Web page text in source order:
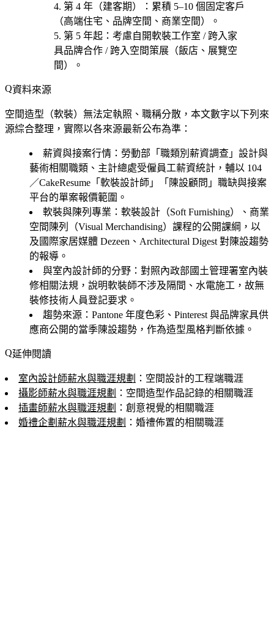
第 4 年（建客期）
：累積 5–10 個固定客戶
（高端住宅、品牌空間、商業空間）。
第 5 年起 ：考慮自開軟裝工作室 / 跨入家
具品牌合作 / 跨入空間策展（飯店、展覽空
間）
。
資料來源
空間造型（軟裝）無法定執照、職稱分散，本文數字以下列來
源綜合整理，實際以各來源最新公布為準：
薪資與接案行情 ：勞動部「職類別薪資調查」設計與
藝術相關職類、主計總處受僱員工薪資統計，輔以 104
／CakeResume「軟裝設計師」「陳設顧問」職缺與接案
平台的單案報價範圍。
軟裝與陳列專業 ：軟裝設計（Soft Furnishing）、商業
空間陳列（Visual Merchandising）課程的公開課綱，以
及國際家居媒體 Dezeen、Architectural Digest 對陳設趨勢
的報導。
與室內設計師的分野 ：對照內政部國土管理署室內裝
修相關法規，說明軟裝師不涉及隔間、水電施工，故無
裝修技術人員登記要求。
趨勢來源 ：Pantone 年度色彩、Pinterest 與品牌家具供
應商公開的當季陳設趨勢，作為造型風格判斷依據。
延伸閱讀
室內設計師薪水與職涯規劃 ：空間設計的工程端職涯
攝影師薪水與職涯規劃 ：空間造型作品記錄的相關職涯
插畫師薪水與職涯規劃 ：創意視覺的相關職涯
婚禮企劃薪水與職涯規劃 ：婚禮佈置的相關職涯